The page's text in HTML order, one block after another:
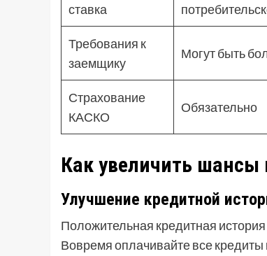
ставка
Требования к
заемщику
Могут быть
Страхование
КАСКО
Обязательно
Как увеличить шансы
Улучшение кредитной
Положительная кредитная
Вовремя оплачивайте все кредиты